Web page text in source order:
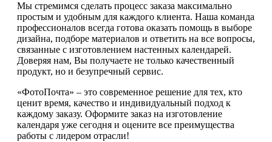
Мы стремимся сделать процесс заказа максимально
простым и удобным для каждого клиента. Наша команда
профессионалов всегда готова оказать помощь в выборе
дизайна, подборе материалов и ответить на все вопросы,
связанные с изготовлением настенных календарей.
Доверяя нам, Вы получаете не только качественный
продукт, но и безупречный сервис.
«ФотоПочта» – это современное решение для тех, кто
ценит время, качество и индивидуальный подход к
каждому заказу. Оформите заказ на изготовление
календаря уже сегодня и оцените все преимущества
работы с лидером отрасли!